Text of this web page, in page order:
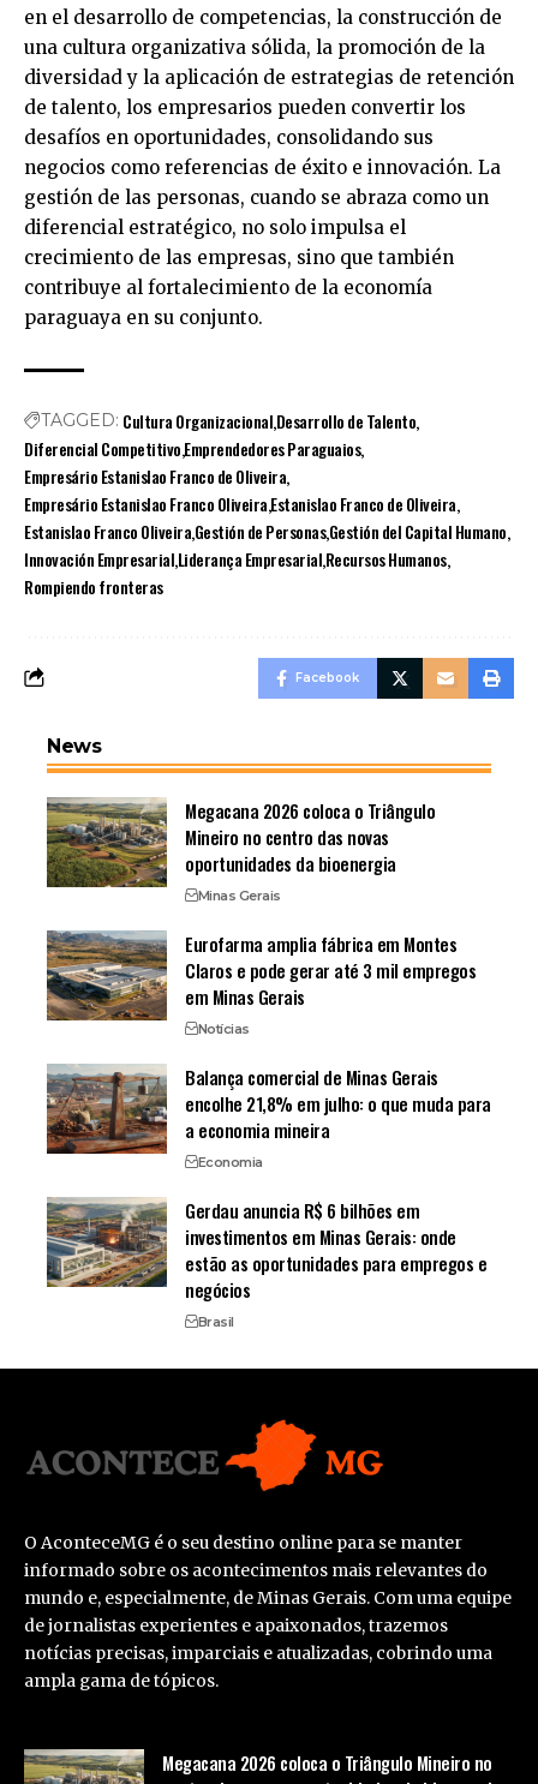
en el desarrollo de competencias, la construcción de
una cultura organizativa sólida, la promoción de la
diversidad y la aplicación de estrategias de retención
de talento, los empresarios pueden convertir los
desafíos en oportunidades, consolidando sus
negocios como referencias de éxito e innovación. La
gestión de las personas, cuando se abraza como un
diferencial estratégico, no solo impulsa el
crecimiento de las empresas, sino que también
contribuye al fortalecimiento de la economía
paraguaya en su conjunto.
TAGGED: Cultura OrganizacionalDesarrollo de Talento
Diferencial CompetitivoEmprendedores Paraguaios
Empresário Estanislao Franco de Oliveira
Empresário Estanislao Franco OliveiraEstanislao Franco de Oliveira
Estanislao Franco OliveiraGestión de PersonasGestión del Capital Humano
Innovación EmpresarialLiderança EmpresarialRecursos Humanos
Rompiendo fronteras
Facebook
News
Megacana 2026 coloca o Triângulo
Mineiro no centro das novas
oportunidades da bioenergia
Minas Gerais
Eurofarma amplia fábrica em Montes
Claros e pode gerar até 3 mil empregos
em Minas Gerais
Notícias
Balança comercial de Minas Gerais
encolhe 21,8% em julho: o que muda para
a economia mineira
Economia
Gerdau anuncia R$ 6 bilhões em
investimentos em Minas Gerais: onde
estão as oportunidades para empregos e
negócios
Brasil
O AconteceMG é o seu destino online para se manter
informado sobre os acontecimentos mais relevantes do
mundo e, especialmente, de Minas Gerais. Com uma equipe
de jornalistas experientes e apaixonados, trazemos
notícias precisas, imparciais e atualizadas, cobrindo uma
ampla gama de tópicos.
Megacana 2026 coloca o Triângulo Mineiro no